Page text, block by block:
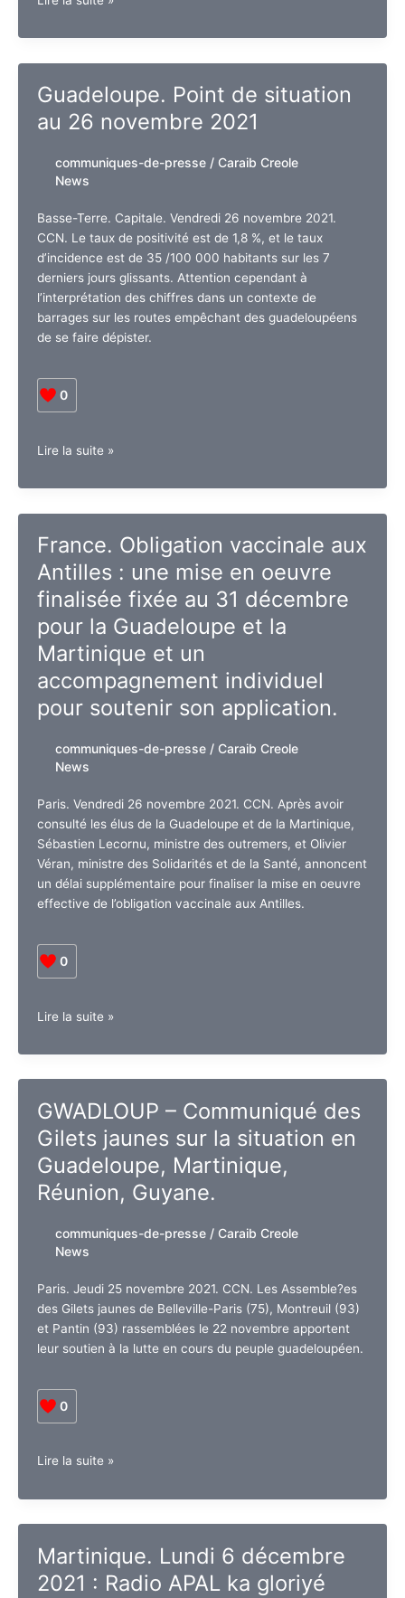
de
Guadeloupe. Point de situation
au 26 novembre 2021
communiques-de-presse/ Caraib Creole
News
Basse-Terre. Capitale. Vendredi 26 novembre 2021.
CCN. Le taux de positivité est de 1,8 %, et le taux
d’incidence est de 35 /100 000 habitants sur les 7
derniers jours glissants. Attention cependant à
l’interprétation des chiffres dans un contexte de
barrages sur les routes empêchant des guadeloupéens
de se faire dépister.
0
Guadeloupe.
de
26
novembre
2021
Lire la suite »
France. Obligation vaccinale aux
Antilles : une mise en oeuvre
finalisée fixée au 31 décembre
pour la Guadeloupe et la
Martinique et un
accompagnement individuel
pour soutenir son application.
communiques-de-presse/ Caraib Creole
News
Paris. Vendredi 26 novembre 2021. CCN. Après avoir
consulté les élus de la Guadeloupe et de la Martinique,
Sébastien Lecornu, ministre des outremers, et Olivier
Véran, ministre des Solidarités et de la Santé, annoncent
un délai supplémentaire pour finaliser la mise en oeuvre
effective de l’obligation vaccinale aux Antilles.
0
France.
vaccinale
:
une
mise
en
oeuvre
fixée
décembre
pour
la
Guadeloupe
la
Martinique
un
son
application.
Lire la suite »
GWADLOUP – Communiqué des
Gilets jaunes sur la situation en
Guadeloupe, Martinique,
Réunion, Guyane.
communiques-de-presse/ Caraib Creole
News
Paris. Jeudi 25 novembre 2021. CCN. Les Assemble?es
des Gilets jaunes de Belleville-Paris (75), Montreuil (93)
et Pantin (93) rassemblées le 22 novembre apportent
leur soutien à la lutte en cours du peuple guadeloupéen.
0
GWADLOUP
Communiqué
jaunes
sur
Lire la suite »
Martinique. Lundi 6 décembre
2021 : Radio APAL ka gloriyé